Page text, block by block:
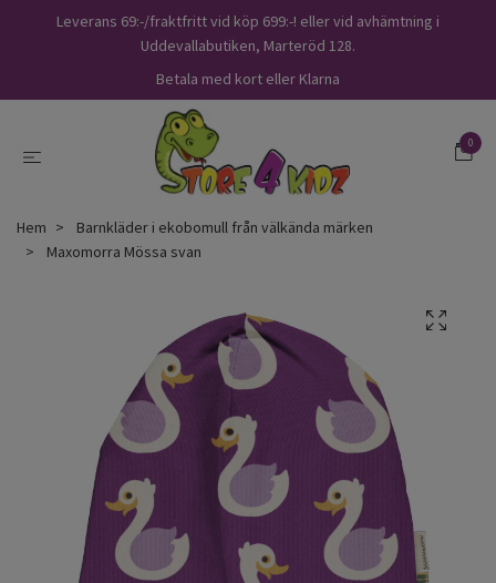
Leverans 69:-/fraktfritt vid köp 699:-! eller vid avhämtning i
Uddevallabutiken, Marteröd 128.
Betala med kort eller Klarna
0
Hem
Barnkläder i ekobomull från välkända märken
Maxomorra Mössa svan